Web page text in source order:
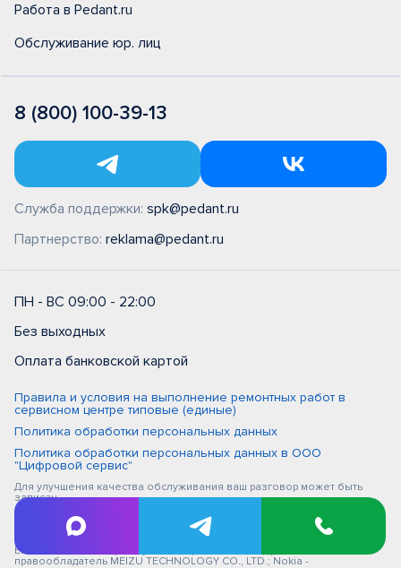
Работа в Pedant.ru
Обслуживание юр. лиц
8 (800) 100-39-13
Служба поддержки: spk@pedant.ru
Партнерство: reklama@pedant.ru
ПН - ВС 09:00 - 22:00
Без выходных
Оплата банковской картой
Правила и условия на выполнение ремонтных работ в
сервисном центре типовые (единые)
Политика обработки персональных данных
Политика обработки персональных данных в ООО
"Цифровой сервис"
Для улучшения качества обслуживания ваш разговор может быть
записан
iPhone, Macbook, iPad - правообладатель Apple Inc. (Эпл Инк.); Huawei и
Honor - правообладатель HUAWEI TECHNOLOGIES CO., LTD. (ХУАВЕЙ
ТЕКНОЛОДЖИС КО., ЛТД.); Samsung – правообладатель Samsung
Electronics Co. Ltd. (Самсунг Электроникс Ко., Лтд.); MEIZU -
правообладатель MEIZU TECHNOLOGY CO., LTD.; Nokia -